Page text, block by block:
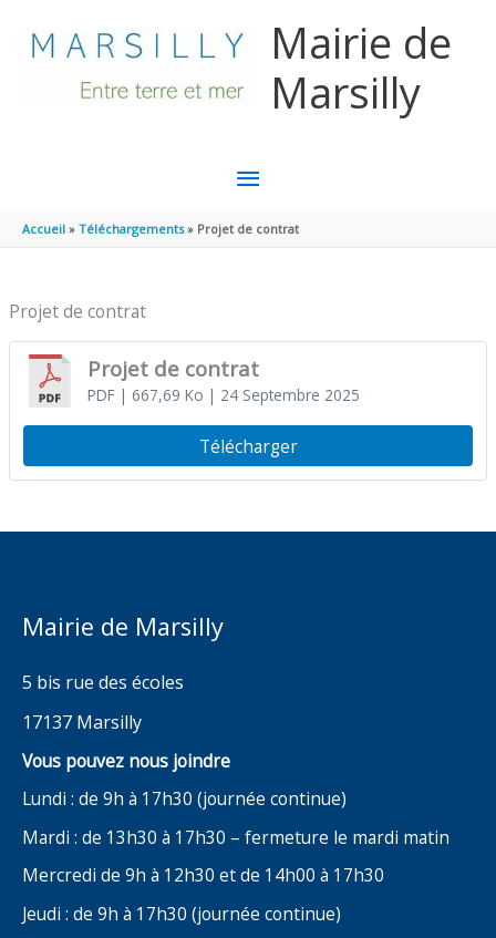
Mairie de
Marsilly
MENU
PRINCIPAL
Accueil Téléchargements Projet de contrat
Projet de contrat
Projet de contrat
PDF| 667,69 Ko | 24 Septembre 2025
Télécharger
Mairie de Marsilly
5 bis rue des écoles
17137 Marsilly
Vous pouvez nous joindre
Lundi : de 9h à 17h30 (journée continue)
Mardi : de 13h30 à 17h30 – fermeture le mardi matin
Mercredi de 9h à 12h30 et de 14h00 à 17h30
Jeudi : de 9h à 17h30 (journée continue)